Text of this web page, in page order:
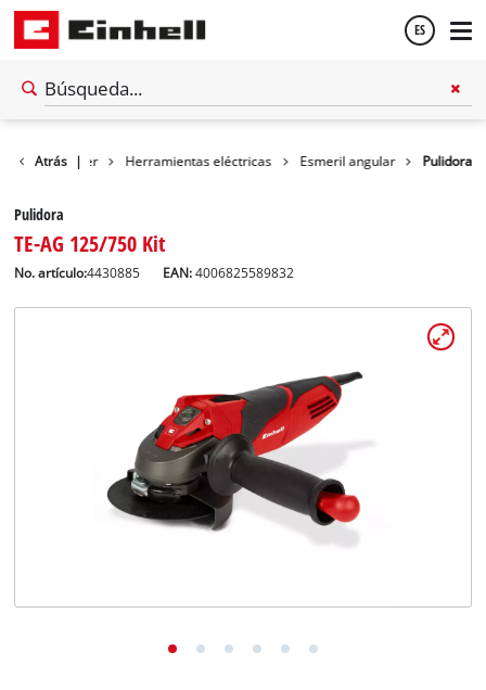
ES
Atrás |
Taller Herramientas eléctricas Esmeril angular Pulidora
Pulidora
TE-AG 125/750 Kit
No. artículo:4430885 EAN:4006825589832